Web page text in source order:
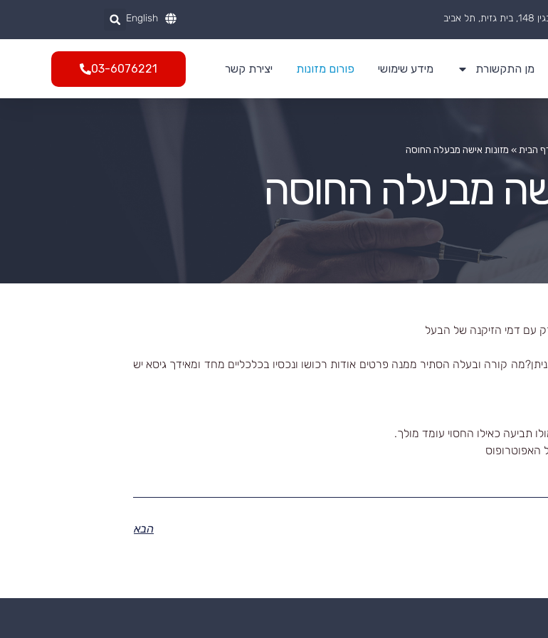
אביב English
מן התקשורת מידע שימושי פורום מזונות יצירת קשר 03-6076221
הבית » מזונות אישה מבעלה החוסה
מבעלה החוסה
עם דמי הזיקנה של הבעל
קורה ובעלה הסתיר ממנה פרטים אודות רכושו ונכסיו בכלכליים מחד ומאידך גיסא יש
תביעה כאילו החסוי עומד מולך.
האפוטרופוס
הבא